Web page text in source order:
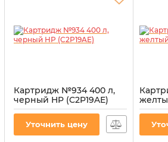
Картридж №934 400 л,
черный HP (C2P19AE)
Артикул:CI-HP-C2P19AE-B
Уточнить цену